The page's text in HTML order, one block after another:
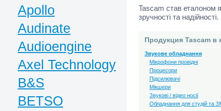
Apollo
Audinate
Audioengine
Axel Technology
B&S
BETSO
Tascam став еталоном
зручності та надійності.
Продукция Tascam в
Звукове обладнання
Мікрофони провідні
Процесори
Підсилювачі
Мікшери
Звукові / відео носії
Обладнання для студій та